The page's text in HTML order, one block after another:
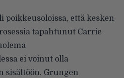
poikkeusoloissa, että kesken
tapahtunut Carrie
ei voinut olla
sisältöön. Grungen